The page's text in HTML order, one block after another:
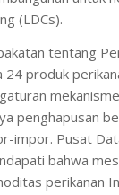
(LDCs).
tentang
produk
penghapusan
impor. Pusat
bahwa
perikanan